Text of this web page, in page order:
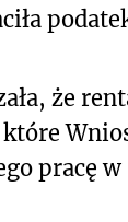
że
pracę